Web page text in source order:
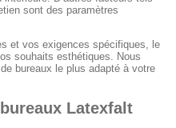
sont des paramètres
et vos exigences spécifiques, le
souhaits esthétiques. Nous
bureaux le plus adapté à votre
Latexfalt